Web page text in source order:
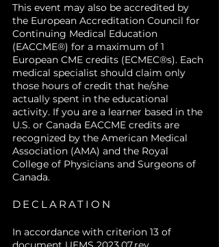
quirúrgicas).
Evaluar casos clínicosdonde
se han implementado con
éxito estas tecnologías,
comprendiendo los criterios de
selección y planificación.
Reconocer las implicaciones
en la rehabilitación y el
impacto en la calidad de vida
del paciente.
Explorar las tendencias
futuras
en biomateriales,
y su papel en la evolución de la
This event may also be accredited by
the European Accreditation Council for
Continuing Medical Education
(EACCME®) for a maximum of 1
European CME credits (ECMEC®s). Each
medical specialist should claim only
those hours of credit that he/she
actually spent in the educational
activity. If you are a learner based in the
U.S. or Canada EACCME credits are
recognized by the American Medical
Association (AMA) and the Royal
College of Physicians and Surgeons of
Canada.
DECLARATION
In accordance with criterion 13 of